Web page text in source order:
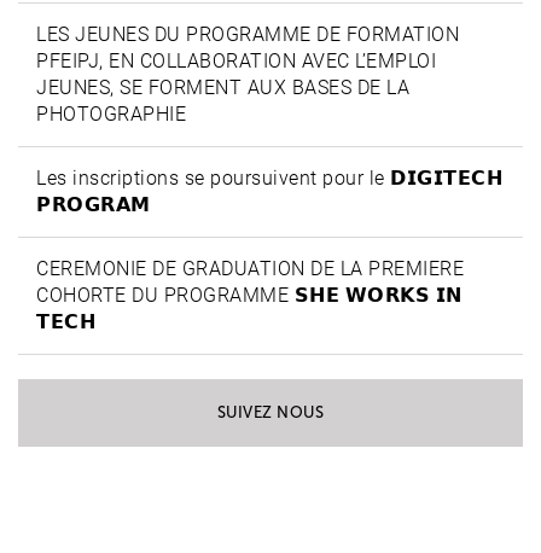
LES JEUNES DU PROGRAMME DE FORMATION
PFEIPJ, EN COLLABORATION AVEC L’EMPLOI
JEUNES, SE FORMENT AUX BASES DE LA
PHOTOGRAPHIE
Les inscriptions se poursuivent pour le 𝗗𝗜𝗚𝗜𝗧𝗘𝗖𝗛
𝗣𝗥𝗢𝗚𝗥𝗔𝗠
CEREMONIE DE GRADUATION DE LA PREMIERE
COHORTE DU PROGRAMME 𝗦𝗛𝗘 𝗪𝗢𝗥𝗞𝗦 𝗜𝗡
𝗧𝗘𝗖𝗛
SUIVEZ NOUS